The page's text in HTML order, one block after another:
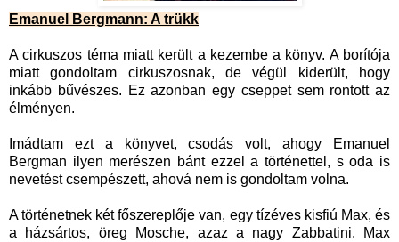
Emanuel Bergmann: A trükk
A cirkuszos téma miatt került a kezembe a könyv. A borítója
miatt gondoltam cirkuszosnak, de végül kiderült, hogy
inkább bűvészes. Ez azonban egy cseppet sem rontott az
élményen.
Imádtam ezt a könyvet, csodás volt, ahogy Emanuel
Bergman ilyen merészen bánt ezzel a történettel, s oda is
nevetést csempészett, ahová nem is gondoltam volna.
A történetnek két főszereplője van, egy tízéves kisfiú Max, és
a házsártos, öreg Mosche, azaz a nagy Zabbatini. Max